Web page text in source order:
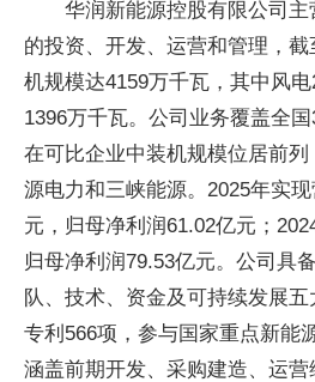
华润新能源控股有限公司
的投资、开发、运营和管理，
机规模达4159万千瓦，其中风
1396万千瓦。公司业务覆盖全国
在可比企业中装机规模位居前
源电力和三峡能源。2025年实
元，归母净利润61.02亿元；
归母净利润79.53亿元。公司具
队、技术、资金及可持续发展
专利566项，参与国家重点新能
涵盖前期开发、采购建造、运